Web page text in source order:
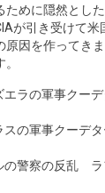
ために隠然とし
が引き受けて米
原因を作ってき
エラの軍事クー
スの軍事クーデ
の警察の反乱 ラ